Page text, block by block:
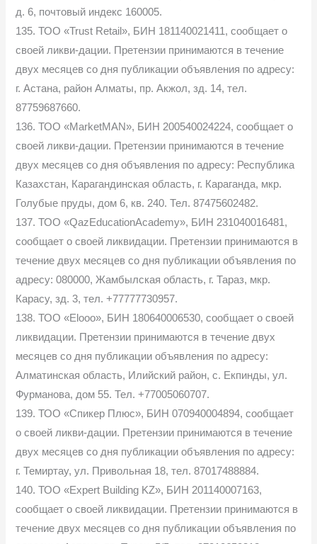
д. 6, почтовый индекс 160005.
135. ТОО «Trust Retail», БИН 181140021411, сообщает о
своей ликви-дации. Претензии принимаются в течение
двух месяцев со дня публикации объявления по адресу:
г. Астана, район Алматы, пр. Акжол, зд. 14, тел.
87759687660.
136. ТОО «MarketMAN», БИН 200540024224, сообщает о
своей ликви-дации. Претензии принимаются в течение
двух месяцев со дня объявления по адресу: Республика
Казахстан, Карагандинская область, г. Караганда, мкр.
Голубые пруды, дом 6, кв. 240. Тел. 87475602482.
137. ТОО «QazEducationAcademy», БИН 231040016481,
сообщает о своей ликвидации. Претензии принимаются в
течение двух месяцев со дня публикации объявления по
адресу: 080000, Жамбылская область, г. Тараз, мкр.
Карасу, зд. 3, тел. +77777730957.
138. ТОО «Elooo», БИН 180640006530, сообщает о своей
ликвидации. Претензии принимаются в течение двух
месяцев со дня публикации объявления по адресу:
Алматинская область, Илийский район, с. Екпинды, ул.
Фурманова, дом 55. Тел. +77005060707.
139. ТОО «Спикер Плюс», БИН 070940004894, сообщает
о своей ликви-дации. Претензии принимаются в течение
двух месяцев со дня публикации объявления по адресу:
г. Темиртау, ул. Привольная 18, тел. 87017488884.
140. ТОО «Expert Building KZ», БИН 201140007163,
сообщает о своей ликвидации. Претензии принимаются в
течение двух месяцев со дня публикации объявления по